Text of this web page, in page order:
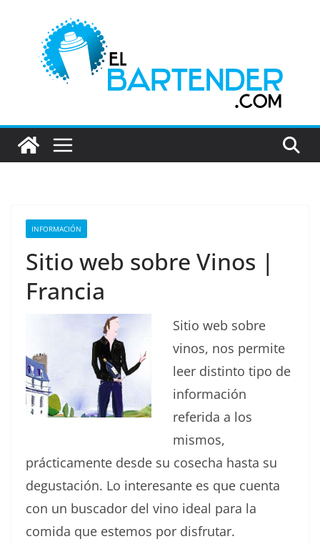
contenido
INFORMACIÓN
Sitio web sobre Vinos |
Francia
Sitio web sobre
vinos, nos permite
leer distinto tipo de
información
referida a los
mismos,
prácticamente desde su cosecha hasta su
degustación. Lo interesante es que cuenta
con un buscador del vino ideal para la
comida que estemos por disfrutar.